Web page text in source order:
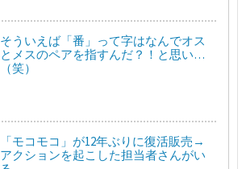
そういえば「番」って字はなんでオス
とメスのペアを指すんだ？！と思い…
（笑）
「モコモコ」が12年ぶりに復活販売→
アクションを起こした担当者さんがい